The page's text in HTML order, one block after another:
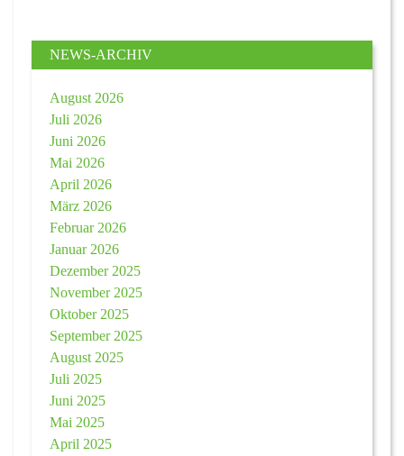
NEWS-ARCHIV
August 2026
Juli 2026
Juni 2026
Mai 2026
April 2026
März 2026
Februar 2026
Januar 2026
Dezember 2025
November 2025
Oktober 2025
September 2025
August 2025
Juli 2025
Juni 2025
Mai 2025
April 2025